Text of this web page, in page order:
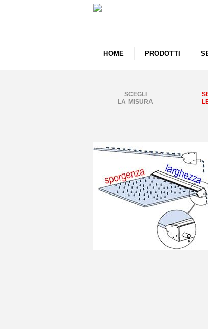
HOME PRODOTTI
SCEGLI
LA MISURA